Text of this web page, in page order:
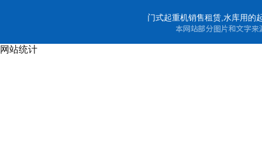
门式起重机销售租赁,水库用的
网站统计